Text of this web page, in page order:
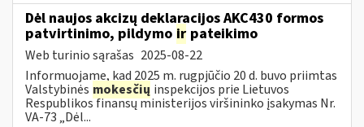
Dėl naujos akcizų deklaracijos AKC430 formos
patvirtinimo, pildymo ir pateikimo
Web turinio sąrašas 2025-08-22
Informuojame, kad 2025 m. rugpjūčio 20 d. buvo priimtas
Valstybinės mokesčių inspekcijos prie Lietuvos
Respublikos finansų ministerijos viršininko įsakymas Nr.
VA-73 „Dėl...